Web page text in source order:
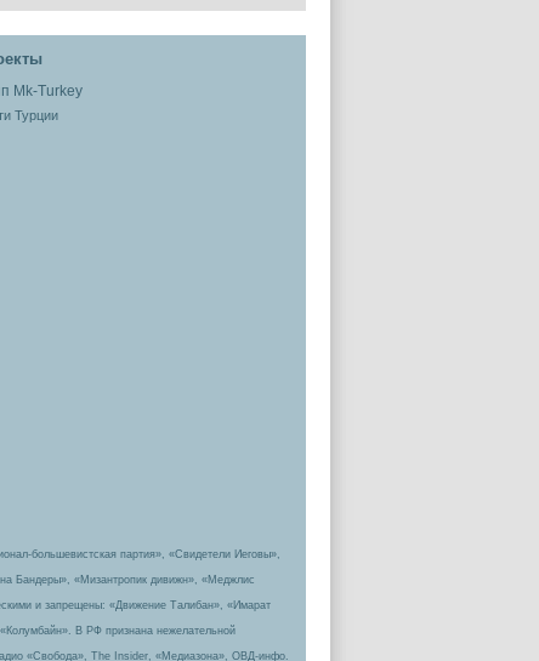
Турции
большевистская партия», «Свидетели Иеговы»,
Бандеры», «Мизантропик дивижн», «Меджлис
и запрещены: «Движение Талибан», «Имарат
В РФ признана нежелательной
«Свобода», The Insider, «Медиазона», ОВД-инфо.